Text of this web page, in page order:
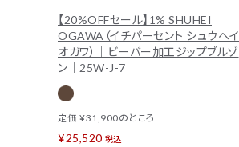
【20%OFFセール】1% SHUHEI
OGAWA（イチパーセント シュウヘイ
オガワ）｜ビーバー加工ジップブルゾ
ン｜25W-J-7
定価 ¥31,900のところ
¥25,520 税込